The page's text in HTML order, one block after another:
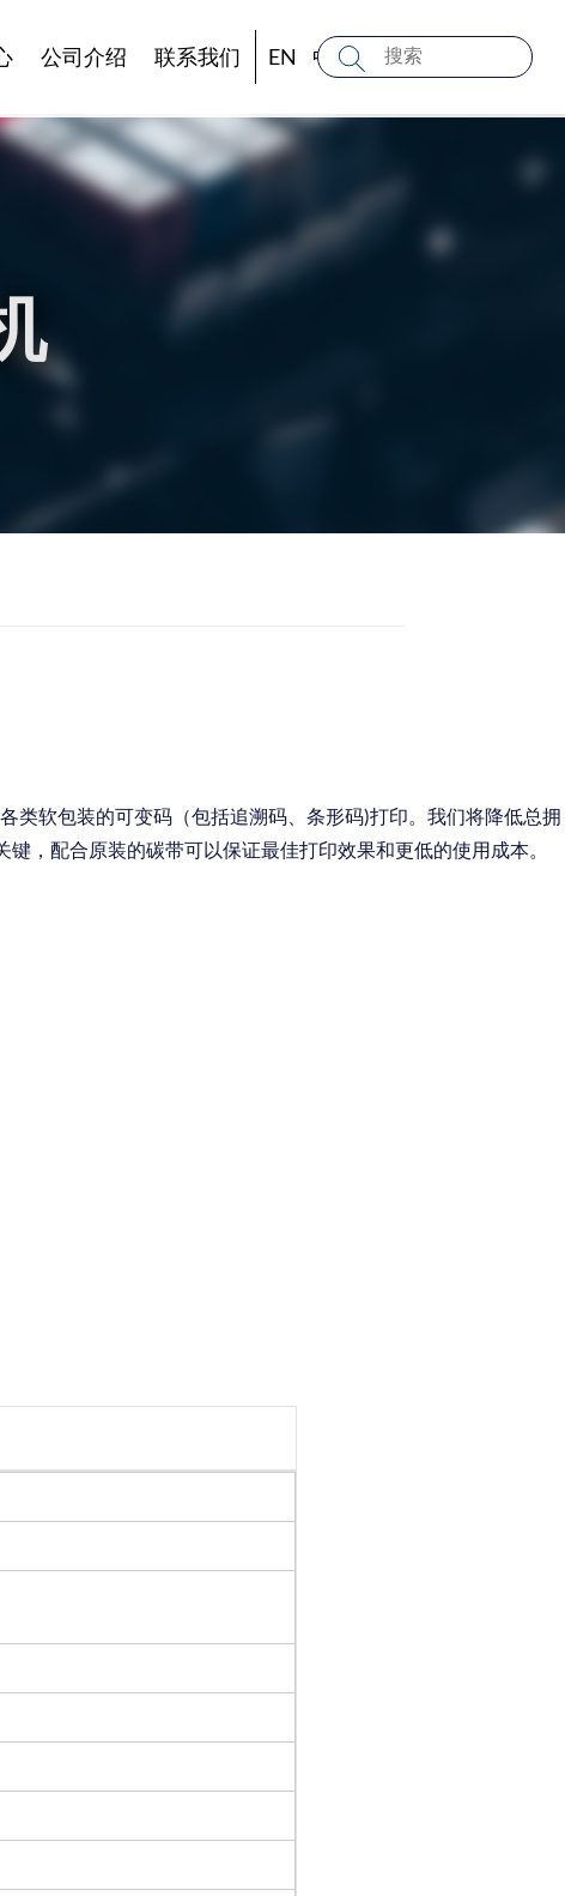
公司介绍 联系我们 EN 中文
类软包装的可变码（包括追溯码、条形码)打印。我们将降低总拥
，配合原装的碳带可以保证最佳打印效果和更低的使用成本。